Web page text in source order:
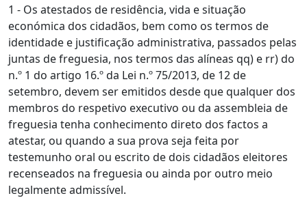
1 - Os atestados de residência, vida e situação
económica dos cidadãos, bem como os termos de
identidade e justificação administrativa, passados pelas
juntas de freguesia, nos termos das alíneas qq) e rr) do
n.º 1 do artigo 16.º da Lei n.º 75/2013, de 12 de
setembro, devem ser emitidos desde que qualquer dos
membros do respetivo executivo ou da assembleia de
freguesia tenha conhecimento direto dos factos a
atestar, ou quando a sua prova seja feita por
testemunho oral ou escrito de dois cidadãos eleitores
recenseados na freguesia ou ainda por outro meio
legalmente admissível.